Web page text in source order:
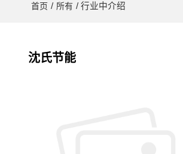
首页 / 所有 / 行业中介绍
沈氏节能